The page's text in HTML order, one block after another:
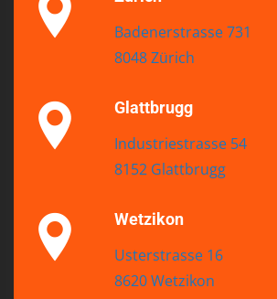
Badenerstrasse 731
8048 Zürich
Glattbrugg
Industriestrasse 54
8152 Glattbrugg
Wetzikon
Usterstrasse 16
8620 Wetzikon